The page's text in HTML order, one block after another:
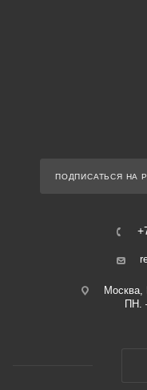
ПОДПИСАТЬСЯ НА
Москва,
ПН.